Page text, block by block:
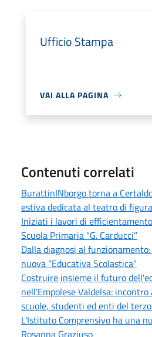
Ufficio Stampa
VAI ALLA PAGINA
Contenuti correlati
BurattinINborgo torna a
estiva dedicata al teatro di figura
Iniziati i lavori di
Scuola Primaria “G. Carducci”
Dalla diagnosi al
nuova “Educativa Scolastica”
Costruire insieme il futuro
nell'Empolese Valdelsa:
scuole, studenti ed enti del
L'Istituto Comprensivo ha una
Rosanna Graziuso